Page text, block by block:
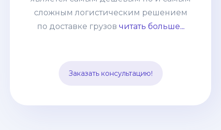
сложным логистическим решением
по доставке грузов читать больше...
Заказать консультацию!
неизменную статью расходов, к тому-
же Вам не нужно быть участником
себя.